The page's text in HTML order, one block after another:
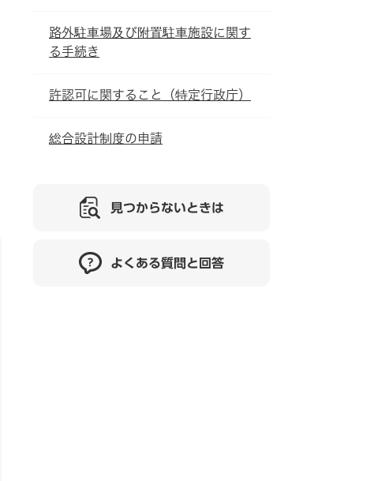
路外駐車場及び附置駐車施設に関す
る手続き
許認可に関すること（特定行政庁）
総合設計制度の申請
見つからないときは
よくある質問と回答